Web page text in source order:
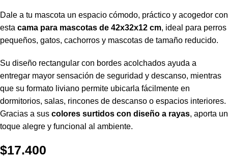
Dale a tu mascota un espacio cómodo, práctico y acogedor con
esta cama para mascotas de 42x32x12 cm, ideal para perros
pequeños, gatos, cachorros y mascotas de tamaño reducido.
Su diseño rectangular con bordes acolchados ayuda a
entregar mayor sensación de seguridad y descanso, mientras
que su formato liviano permite ubicarla fácilmente en
dormitorios, salas, rincones de descanso o espacios interiores.
Gracias a sus colores surtidos con diseño a rayas, aporta un
toque alegre y funcional al ambiente.
$17.400